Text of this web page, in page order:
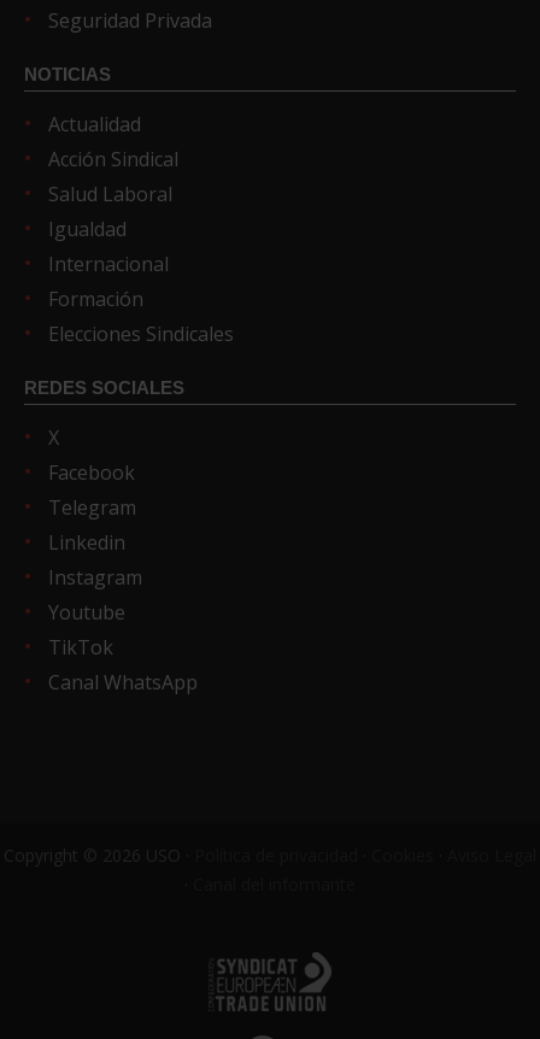
Seguridad Privada
NOTICIAS
Actualidad
Acción Sindical
Salud Laboral
Igualdad
Internacional
Formación
Elecciones Sindicales
REDES SOCIALES
X
Facebook
Telegram
Linkedin
Instagram
Youtube
TikTok
Canal WhatsApp
Copyright © 2026 USO ·